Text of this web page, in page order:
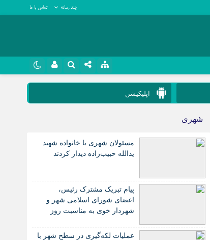
چند رسانه تماس با ما
روبیکا
سروش
آپارات
نام کاربری یا نشانی ایمیل
رمز عبور
اپلیکیشن
شهری
مسئولان شهری با خانواده شهید
یدالله حبیب‌زاده دیدار کردند
پیام تبریک مشترک رئیس،
اعضای شورای اسلامی شهر و
شهردار خوی به مناسبت روز
عملیات لکه‌گیری در سطح شهر با